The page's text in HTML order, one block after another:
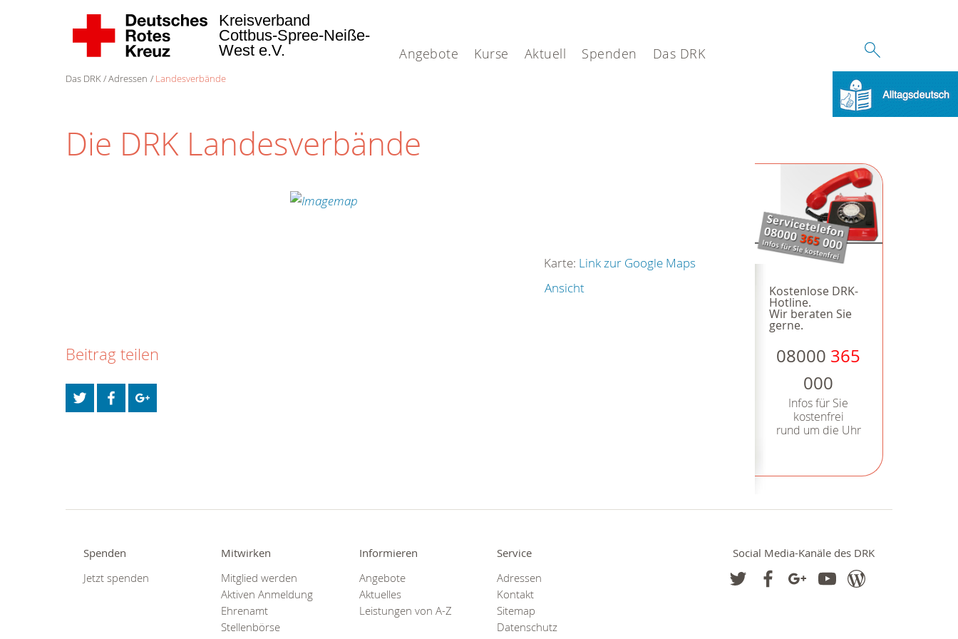
Angebote Kurse Aktuell Spenden Das DRK
Kreisverband
Cottbus-Spree-Neiße-
West e.V.
Das DRK Adressen Landesverbände
Die DRK Landesverbände
Kostenlose DRK-
Hotline.
Wir beraten Sie
gerne.
08000 365
000
Infos für Sie
kostenfrei
rund um die Uhr
Karte: Link zur Google Maps
Ansicht
Beitrag teilen
Spenden
Jetzt spenden
Mitwirken
Mitglied werden
Aktiven Anmeldung
Ehrenamt
Stellenbörse
Informieren
Angebote
Aktuelles
Leistungen von A-Z
Service
Adressen
Kontakt
Sitemap
Datenschutz
Social Media-Kanäle des DRK